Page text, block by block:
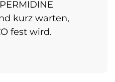
kurz warten,
fest wird.